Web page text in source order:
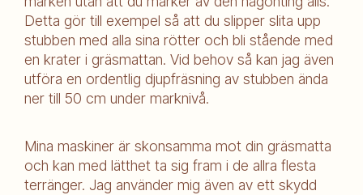
Detta gör till exempel så att du slipper slita upp
stubben med alla sina rötter och bli stående med
en krater i gräsmattan. Vid behov så kan jag även
utföra en ordentlig djupfräsning av stubben ända
ner till 50 cm under marknivå.
Mina maskiner är skonsamma mot din gräsmatta
och kan med lätthet ta sig fram i de allra flesta
terränger. Jag använder mig även av ett skydd